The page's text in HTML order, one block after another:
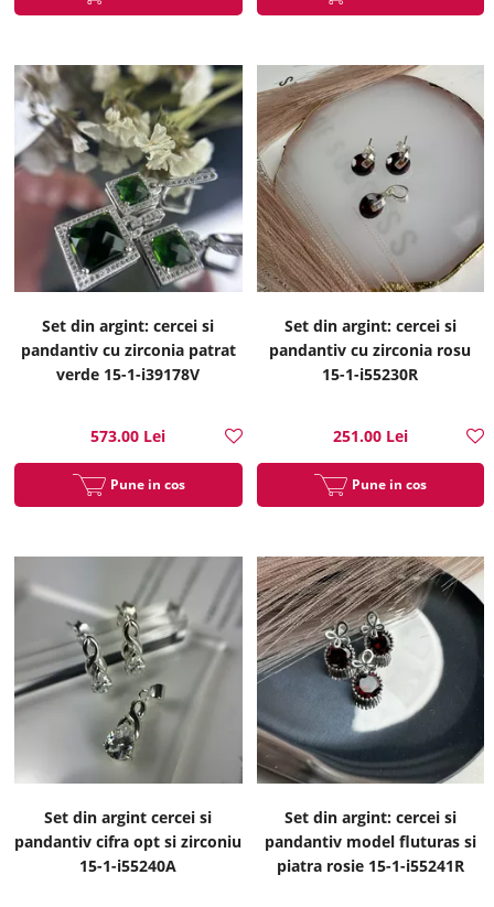
Set din argint: cercei si
pandantiv cu zirconia patrat
verde 15-1-i39178V
573.00 Lei
Pune in cos
Set din argint: cercei si
pandantiv cu zirconia rosu
15-1-i55230R
251.00 Lei
Pune in cos
Set din argint cercei si
pandantiv cifra opt si zirconiu
15-1-i55240A
Set din argint: cercei si
pandantiv model fluturas si
piatra rosie 15-1-i55241R